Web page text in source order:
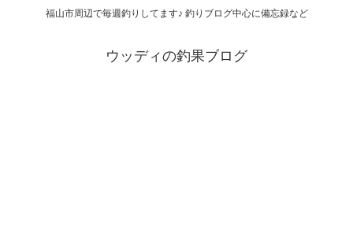
福山市周辺で毎週釣りしてます♪ 釣りブログ中心に備忘録など
ウッディの釣果ブログ